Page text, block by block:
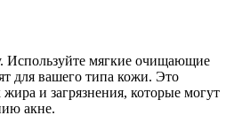
Используйте мягкие очищающие
для вашего типа кожи. Это
и загрязнения, которые могут
акне.